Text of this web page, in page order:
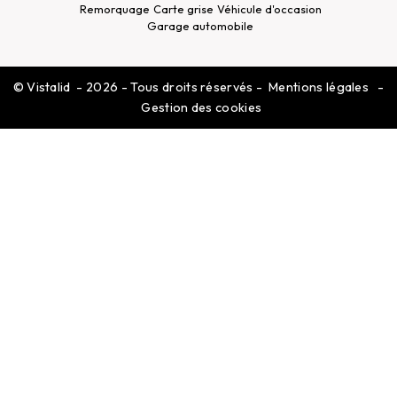
Remorquage Carte grise Véhicule d'occasion
Garage automobile
©Vistalid - 2026 - Tous droits réservés - Mentions légales
-
Gestion des cookies